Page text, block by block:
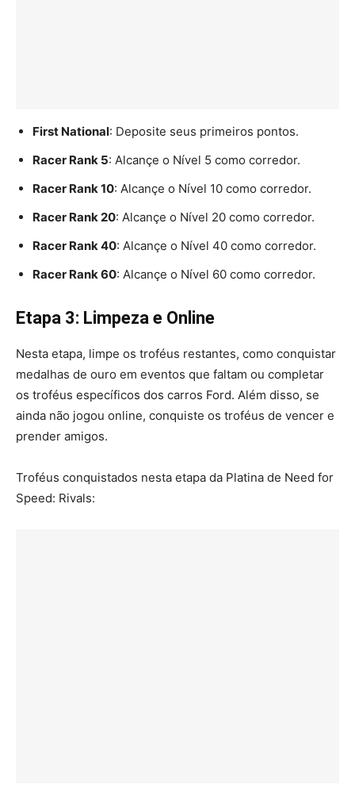
First National: Deposite seus primeiros pontos.
Racer Rank 5: Alcançe o Nível 5 como corredor.
Racer Rank 10: Alcançe o Nível 10 como corredor.
Racer Rank 20: Alcançe o Nível 20 como corredor.
Racer Rank 40: Alcançe o Nível 40 como corredor.
Racer Rank 60: Alcançe o Nível 60 como corredor.
Etapa 3: Limpeza e Online
Nesta etapa, limpe os troféus restantes, como conquistar
medalhas de ouro em eventos que faltam ou completar
os troféus específicos dos carros Ford. Além disso, se
ainda não jogou online, conquiste os troféus de vencer e
prender amigos.
Troféus conquistados nesta etapa da Platina de Need for
Speed: Rivals: